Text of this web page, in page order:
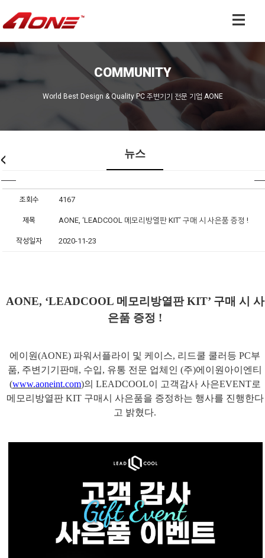
COMMUNITY
World Best Design & Quality PC 주변기기 전문 기업 AONE
뉴스
조회수 4167
제목 AONE, ‘LEADCOOL 메모리방열판 KIT’ 구매 시 사은품 증정 !
작성일자 2020-11-23
AONE, ‘LEADCOOL 메모리방열판KIT’ 구매 시 사
은품 증정 !
에이원(AONE) 파워서플라이 및 케이스, 리드쿨 쿨러등PC부
품, 주변기기판매 , 수입, 유통 전문 업체인(주)에이원아이엔티
(www.aoneint.com)의 LEADCOOL이 고객감사 사은EVENT로
메모리방열판 KIT 구매시 사은품을 증정하는 행사를 진행한다
고 밝혔다.